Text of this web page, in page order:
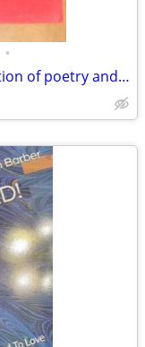
•
A Christmas Book -A collection of poetry and prose for Christmas .